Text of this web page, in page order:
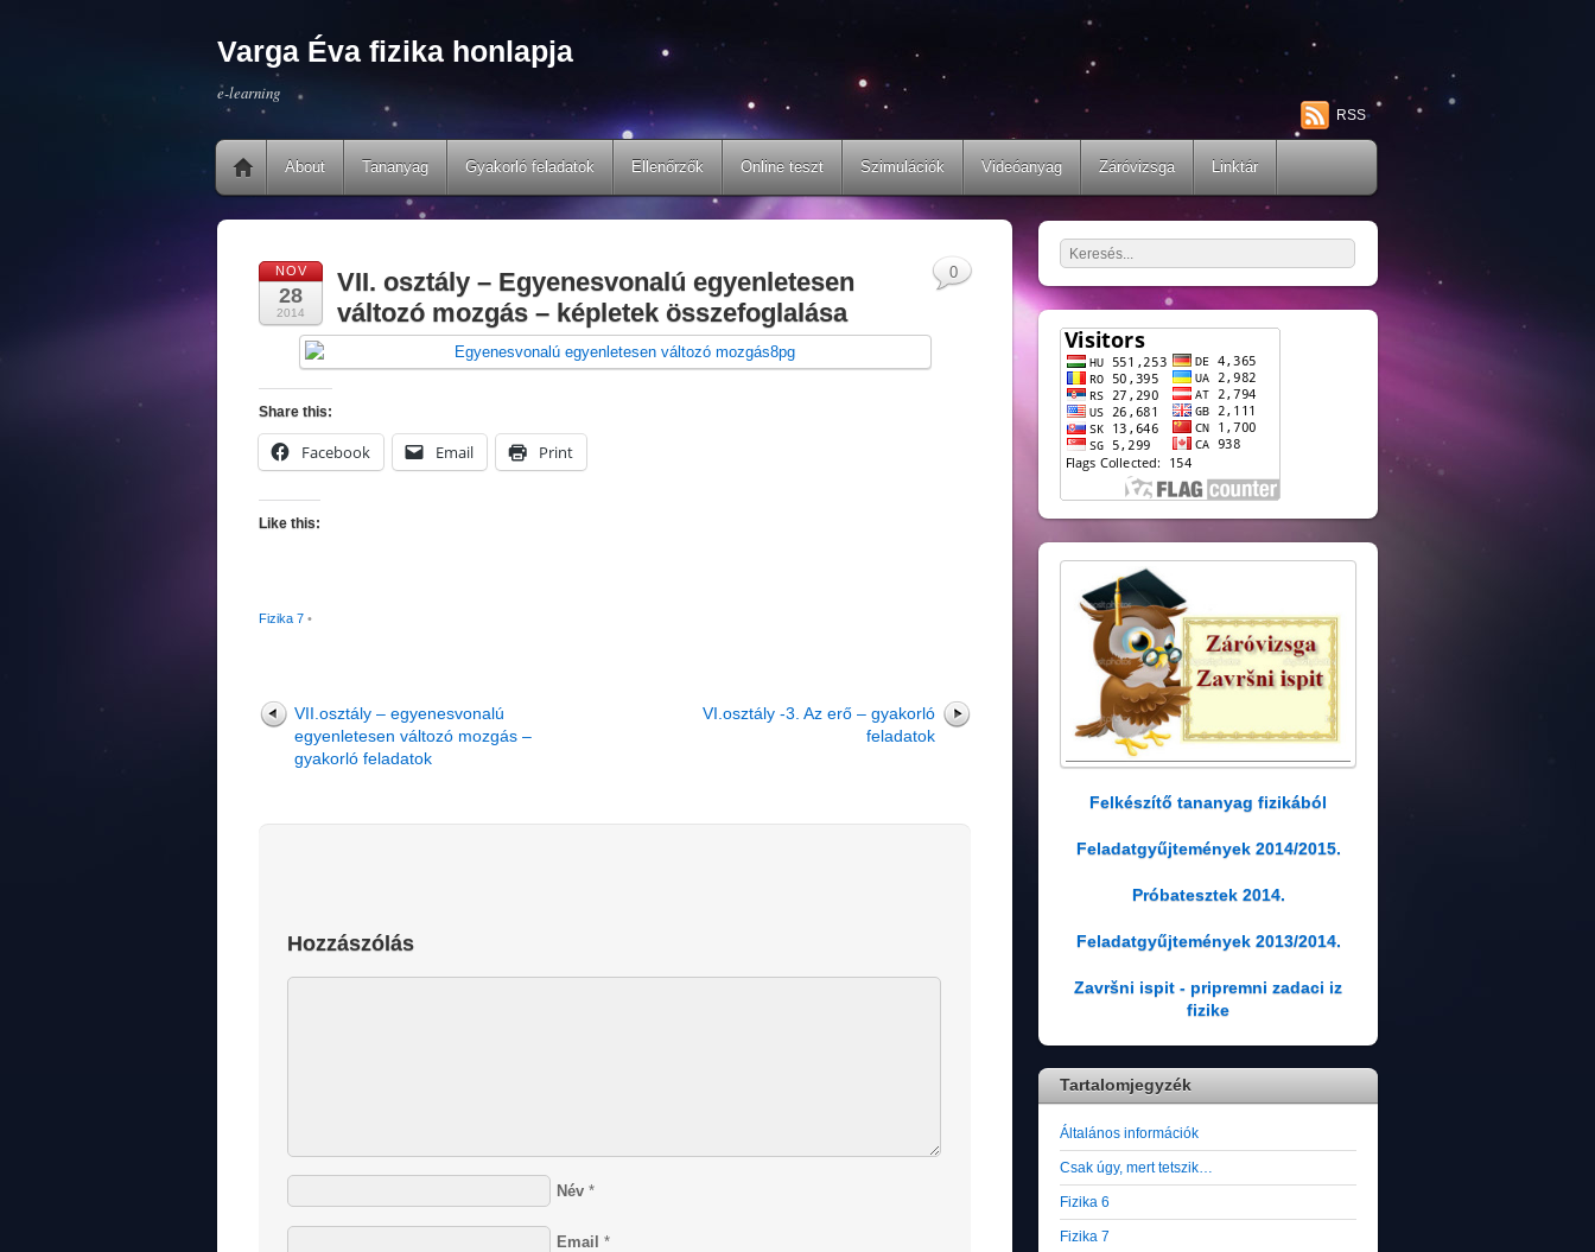
Varga Éva fizika honlapja
e-learning
RSS
About Tananyag Gyakorló feladatok Ellenőrzők Online teszt Szimulációk Videóanyag Záróvizsga Linktár
NOV
28
2014
VII. osztály – Egyenesvonalú egyenletesen
változó mozgás – képletek összefoglalása
Share this:
Facebook Email Print
Like this:
Fizika 7 •
0
VII.osztály – egyenesvonalú
egyenletesen változó mozgás –
gyakorló feladatok
VI.osztály -3. Az erő – gyakorló
feladatok
Hozzászólás
Név *
Email *
Felkészítő tananyag fizikából
Feladatgyűjtemények 2014/2015.
Próbatesztek 2014.
Feladatgyűjtemények 2013/2014.
Završni ispit - pripremni zadaci iz
fizike
Tartalomjegyzék
Általános információk
Csak úgy, mert tetszik…
Fizika 6
Fizika 7